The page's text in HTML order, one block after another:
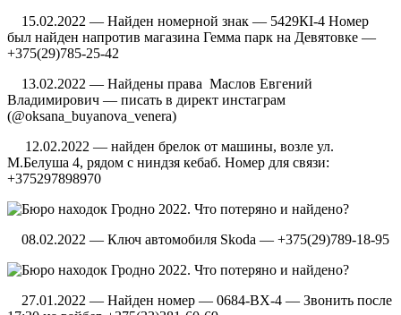
15.02.2022 — Найден номерной знак — 5429КI-4 Номер
был найден напротив магазина Гемма парк на Девятовке —
+375(29)785-25-42
13.02.2022 — Найдены права Маслов Евгений
Владимирович — писать в директ инстаграм
(@oksana_buyanova_venera)
12.02.2022 — найден брелок от машины, возле ул.
М.Белуша 4, рядом с ниндзя кебаб. Номер для связи:
+375297898970
08.02.2022 — Ключ автомобиля Skoda — +375(29)789-18-95
27.01.2022 — Найден номер — 0684-BX-4 — Звонить после